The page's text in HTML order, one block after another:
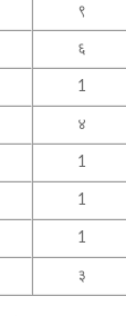
९
६
1
४
1
1
1
३